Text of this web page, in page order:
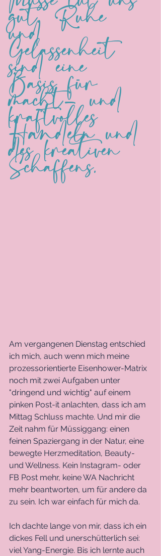
gut. Ruhe
und
Gelassenheit
sind eine
Basis für
macht- und
kraftvolles
Handeln und
des kreativen
Schaffens.
Am vergangenen Dienstag entschied
ich mich, auch wenn mich meine
prozessorientierte Eisenhower-Matrix
noch mit zwei Aufgaben unter
"dringend und wichtig" auf einem
pinken Post-it anlachten, dass ich am
Mittag Schluss machte. Und mir die
Zeit nahm für Müssiggang: einen
feinen Spaziergang in der Natur, eine
bewegte Herzmeditation, Beauty-
und Wellness. Kein Instagram- oder
FB Post mehr, keine WA Nachricht
mehr beantworten, um für andere da
zu sein. Ich war einfach für mich da.
Ich dachte lange von mir, dass ich ein
dickes Fell und unerschütterlich sei:
viel Yang-Energie. Bis ich lernte auch